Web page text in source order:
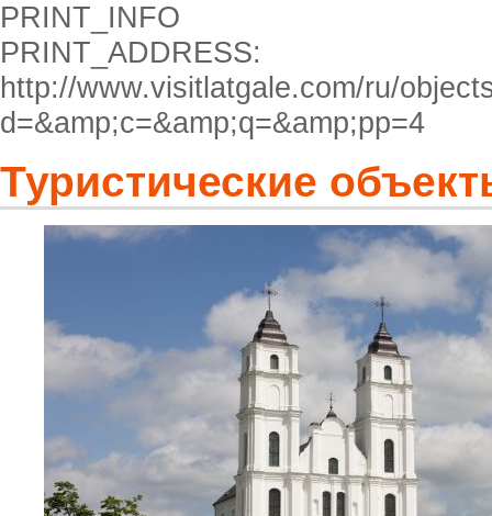
PRINT_INFO
PRINT_ADDRESS:
http://www.visitlatgale.com/ru/
d=&amp;c=&amp;q=&amp;pp=4
Туристические